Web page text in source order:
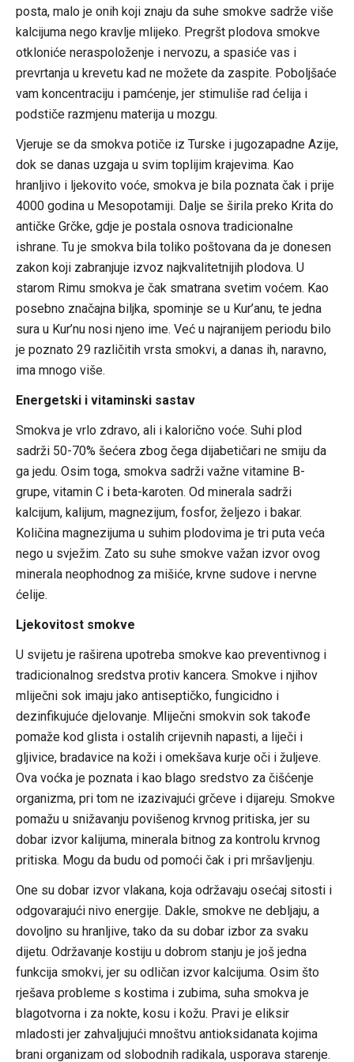
posta, malo je onih koji znaju da suhe smokve sadrže više
kalcijuma nego kravlje mlijeko. Pregršt plodova smokve
otkloniće neraspoloženje i nervozu, a spasiće vas i
prevrtanja u krevetu kad ne možete da zaspite. Poboljšaće
vam koncentraciju i pamćenje, jer stimuliše rad ćelija i
podstiče razmjenu materija u mozgu.
Vjeruje se da smokva potiče iz Turske i jugozapadne Azije,
dok se danas uzgaja u svim toplijim krajevima. Kao
hranljivo i ljekovito voće, smokva je bila poznata čak i prije
4000 godina u Mesopotamiji. Dalje se širila preko Krita do
antičke Grčke, gdje je postala osnova tradicionalne
ishrane. Tu je smokva bila toliko poštovana da je donesen
zakon koji zabranjuje izvoz najkvalitetnijih plodova. U
starom Rimu smokva je čak smatrana svetim voćem. Kao
posebno značajna biljka, spominje se u Kur’anu, te jedna
sura u Kur’nu nosi njeno ime. Već u najranijem periodu bilo
je poznato 29 različitih vrsta smokvi, a danas ih, naravno,
ima mnogo više.
Energetski i vitaminski sastav
Smokva je vrlo zdravo, ali i kalorično voće. Suhi plod
sadrži 50-70% šećera zbog čega dijabetičari ne smiju da
ga jedu. Osim toga, smokva sadrži važne vitamine B-
grupe, vitamin C i beta-karoten. Od minerala sadrži
kalcijum, kalijum, magnezijum, fosfor, željezo i bakar.
Količina magnezijuma u suhim plodovima je tri puta veća
nego u svježim. Zato su suhe smokve važan izvor ovog
minerala neophodnog za mišiće, krvne sudove i nervne
ćelije.
Ljekovitost smokve
U svijetu je raširena upotreba smokve kao preventivnog i
tradicionalnog sredstva protiv kancera. Smokve i njihov
mliječni sok imaju jako antiseptičko, fungicidno i
dezinfikujuće djelovanje. Mliječni smokvin sok takođe
pomaže kod glista i ostalih crijevnih napasti, a liječi i
gljivice, bradavice na koži i omekšava kurje oči i žuljeve.
Ova voćka je poznata i kao blago sredstvo za čišćenje
organizma, pri tom ne izazivajući grčeve i dijareju. Smokve
pomažu u snižavanju povišenog krvnog pritiska, jer su
dobar izvor kalijuma, minerala bitnog za kontrolu krvnog
pritiska. Mogu da budu od pomoći čak i pri mršavljenju.
One su dobar izvor vlakana, koja održavaju osećaj sitosti i
odgovarajući nivo energije. Dakle, smokve ne debljaju, a
dovoljno su hranljive, tako da su dobar izbor za svaku
dijetu. Održavanje kostiju u dobrom stanju je još jedna
funkcija smokvi, jer su odličan izvor kalcijuma. Osim što
rješava probleme s kostima i zubima, suha smokva je
blagotvorna i za nokte, kosu i kožu. Pravi je eliksir
mladosti jer zahvaljujući mnoštvu antioksidanata kojima
brani organizam od slobodnih radikala, usporava starenje.